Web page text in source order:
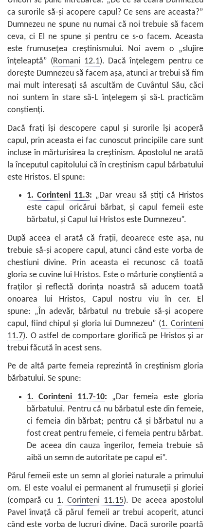
ca surorile să-şi acopere capul? Ce sens are aceasta?”
Dumnezeu ne spune nu numai că noi trebuie să facem
ceva, ci El ne spune şi pentru ce s-o facem. Aceasta
este frumuseţea creştinismului. Noi avem o „slujire
înţeleaptă” (Romani 12.1). Dacă înţelegem pentru ce
doreşte Dumnezeu să facem aşa, atunci ar trebui să fim
mai mult interesaţi să ascultăm de Cuvântul Său, căci
noi suntem în stare să-L înţelegem şi să-L practicăm
conştienţi.
Dacă fraţi îşi descopere capul şi surorile îşi acoperă
capul, prin aceasta ei fac cunoscut principiile care sunt
incluse în mărturisirea la creştinism. Apostolul ne arată
la începutul capitolului că în creştinism capul bărbatului
este Hristos. El spune:
1. Corinteni 11.3: „Dar vreau să ştiţi că Hristos
este capul oricărui bărbat, şi capul femeii este
bărbatul, şi Capul lui Hristos este Dumnezeu”.
După aceea el arată că fraţii, deoarece este aşa, nu
trebuie să-şi acopere capul, atunci când este vorba de
chestiuni divine. Prin aceasta ei recunosc că toată
gloria se cuvine lui Hristos. Este o mărturie conştientă a
fraţilor şi reflectă dorinţa noastră să aducem toată
onoarea lui Hristos, Capul nostru viu în cer. El
spune: „În adevăr, bărbatul nu trebuie să-şi acopere
capul, fiind chipul şi gloria lui Dumnezeu” (1. Corinteni
11.7). O astfel de comportare glorifică pe Hristos şi ar
trebui făcută în acest sens.
Pe de altă parte femeia reprezintă în creştinism gloria
bărbatului. Se spune:
1. Corinteni 11.7-10: „Dar femeia este gloria
bărbatului. Pentru că nu bărbatul este din femeie,
ci femeia din bărbat; pentru că şi bărbatul nu a
fost creat pentru femeie, ci femeia pentru bărbat.
De aceea din cauza îngerilor, femeia trebuie să
aibă un semn de autoritate pe capul ei”.
Părul femeii este un semn al gloriei naturale a primului
om. El este voalul ei permanent al frumuseţii şi gloriei
(compară cu 1. Corinteni 11.15). De aceea apostolul
Pavel învaţă că părul femeii ar trebui acoperit, atunci
când este vorba de lucruri divine. Dacă surorile poartă